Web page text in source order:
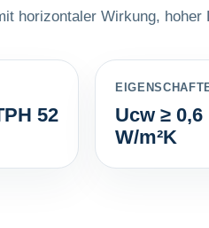
horizontaler Wirkung,
52
Ucw ≥ 0,6
W/m²K